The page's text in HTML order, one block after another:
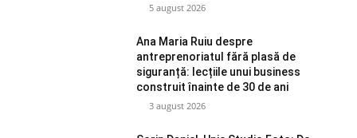
5 august 2026
Ana Maria Ruiu despre
antreprenoriatul fără plasă de
siguranță: lecțiile unui business
construit înainte de 30 de ani
3 august 2026